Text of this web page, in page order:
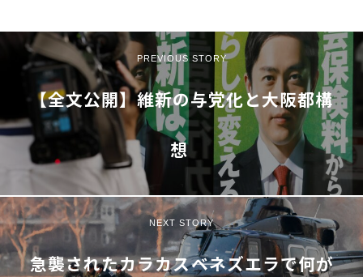
PREVIOUS STORY
【全文公開】維新の与党化と大阪都構
想
NEXT STORY
急襲されたカラカス――ベネズエラで何が